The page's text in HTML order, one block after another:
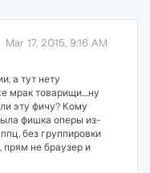
Mar 17, 2015, 9:16 AM
а тут нету
мрак товарищи....ну
эту фичу? Кому
фишка оперы из-
без группировки
прям не браузер и